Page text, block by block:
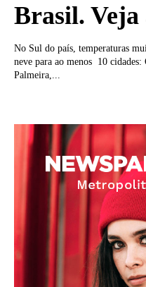
Brasil. Veja
No Sul do país, temperaturas
neve para ao menos 10
Palmeira,...